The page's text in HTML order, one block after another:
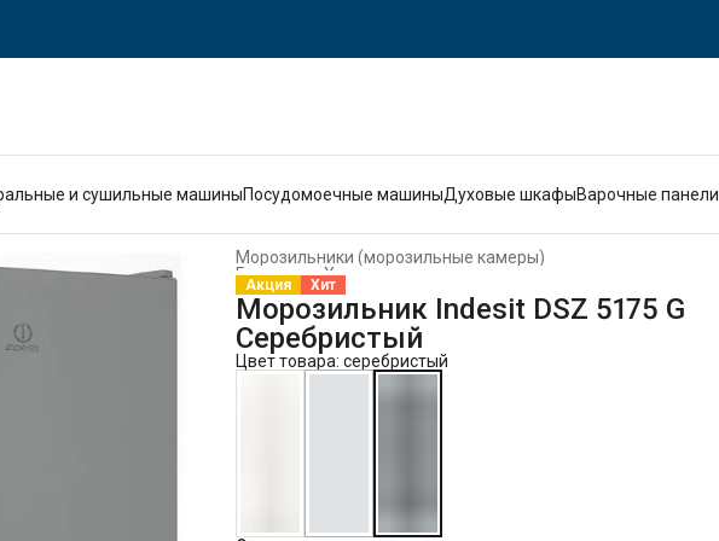
и сушильные машиныПосудомоечные машиныДуховые шкафыВарочные панели
Морозильники (морозильные камеры)
Холодильники и морозильники
Главная ›
Акция Хит
Морозильник Indesit DSZ 5175 G
Серебристый
Цвет товара: серебристый